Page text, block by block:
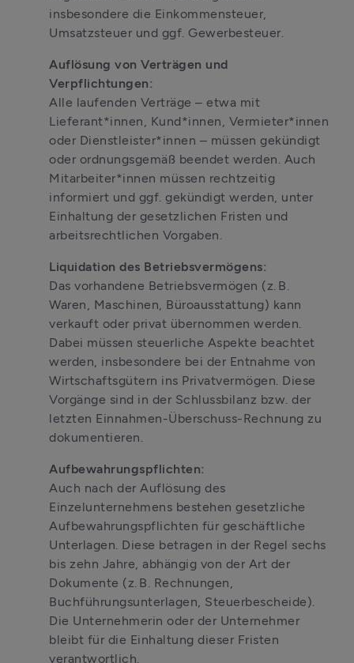
insbesondere die Einkommensteuer,
Umsatzsteuer und ggf. Gewerbesteuer.
Auflösung von Verträgen und
Verpflichtungen:
Alle laufenden Verträge – etwa mit
Lieferant*innen, Kund*innen, Vermieter*innen
oder Dienstleister*innen – müssen gekündigt
oder ordnungsgemäß beendet werden. Auch
Mitarbeiter*innen müssen rechtzeitig
informiert und ggf. gekündigt werden, unter
Einhaltung der gesetzlichen Fristen und
arbeitsrechtlichen Vorgaben.
Liquidation des Betriebsvermögens:
Das vorhandene Betriebsvermögen (z. B.
Waren, Maschinen, Büroausstattung) kann
verkauft oder privat übernommen werden.
Dabei müssen steuerliche Aspekte beachtet
werden, insbesondere bei der Entnahme von
Wirtschaftsgütern ins Privatvermögen. Diese
Vorgänge sind in der Schlussbilanz bzw. der
letzten Einnahmen-Überschuss-Rechnung zu
dokumentieren.
Aufbewahrungspflichten:
Auch nach der Auflösung des
Einzelunternehmens bestehen gesetzliche
Aufbewahrungspflichten für geschäftliche
Unterlagen. Diese betragen in der Regel sechs
bis zehn Jahre, abhängig von der Art der
Dokumente (z. B. Rechnungen,
Buchführungsunterlagen, Steuerbescheide).
Die Unternehmerin oder der Unternehmer
bleibt für die Einhaltung dieser Fristen
verantwortlich.